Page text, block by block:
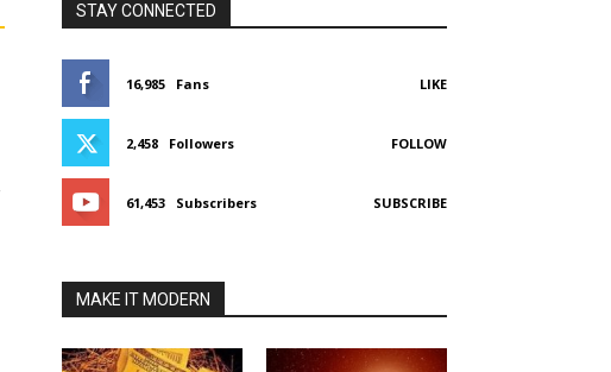
STAY CONNECTED
16,985 Fans LIKE
2,458 Followers FOLLOW
61,453 Subscribers SUBSCRIBE
MAKE IT MODERN